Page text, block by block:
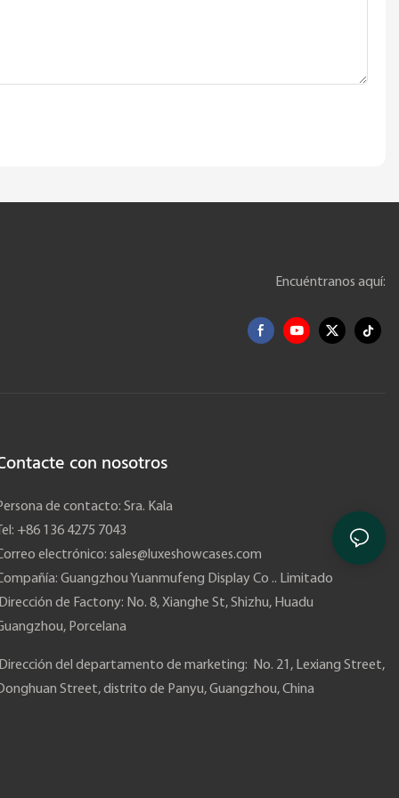
Encuéntranos aquí:
con nosotros
de contacto: Sra. Kala
Tel: +86 136 4275 7043
electrónico: sales@luxeshowcases.com
Guangzhou Yuanmufeng Display Co .. Limitado
Dirección de Factony: No. 8, Xianghe St, Shizhu, Huadu
Porcelana
Dirección del departamento de marketing: No. 21, Lexiang Street,
Street, distrito de Panyu, Guangzhou, China